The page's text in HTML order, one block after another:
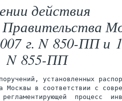
действия
Правительства
г. N 850-ПП и
N 855-ПП
установленных
Москвы в соответствии с
процесс